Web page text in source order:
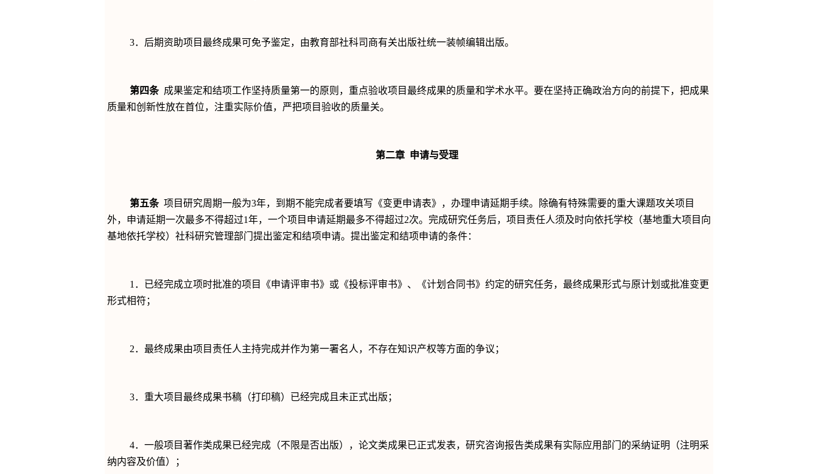
3．后期资助项目最终成果可免予鉴定，由教育部社科司商有关出版社统一装帧编辑出版。
第四条 成果鉴定和结项工作坚持质量第一的原则，重点验收项目最终成果的质量和学术水平。要在坚持正确政治方向的前提下，把成果
质量和创新性放在首位，注重实际价值，严把项目验收的质量关。
第二章 申请与受理
第五条 项目研究周期一般为3年，到期不能完成者要填写《变更申请表》，办理申请延期手续。除确有特殊需要的重大课题攻关项目
外，申请延期一次最多不得超过1年，一个项目申请延期最多不得超过2次。完成研究任务后，项目责任人须及时向依托学校（基地重大项目向
基地依托学校）社科研究管理部门提出鉴定和结项申请。提出鉴定和结项申请的条件：
1 ．已经完成立项时批准的项目《申请评审书》或《投标评审书》、《计划合同书》约定的研究任务，最终成果形式与原计划或批准变更
形式相符；
2．最终成果由项目责任人主持完成并作为第一署名人，不存在知识产权等方面的争议；
3．重大项目最终成果书稿（打印稿）已经完成且未正式出版；
4．一般项目著作类成果已经完成（不限是否出版），论文类成果已正式发表，研究咨询报告类成果有实际应用部门的采纳证明（注明采
纳内容及价值）；